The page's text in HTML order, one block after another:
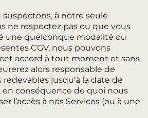
suspectons, à notre seule
ne respectez pas ou que vous
une quelconque modalité ou
CGV, nous pouvons
accord à tout moment et sans
alors responsable de
jusqu’à la date de
en conséquence de quoi nous
l’accès à nos Services (ou à une